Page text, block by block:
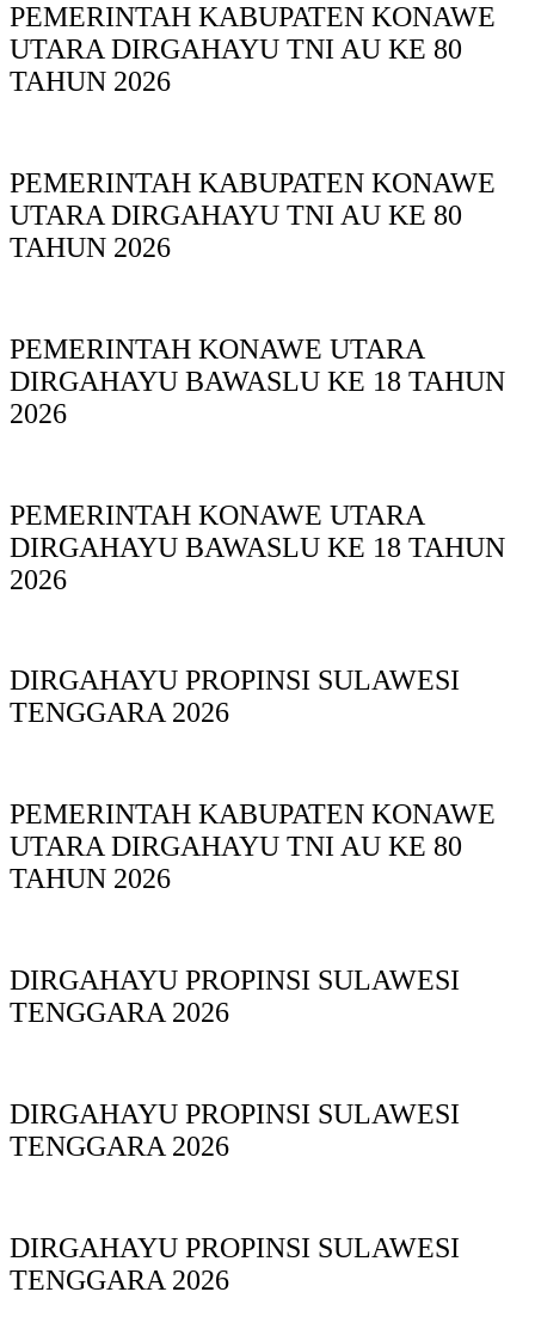
PEMERINTAH KABUPATEN KONAWE
UTARA DIRGAHAYU TNI AU KE 80
TAHUN 2026
PEMERINTAH KABUPATEN KONAWE
UTARA DIRGAHAYU TNI AU KE 80
TAHUN 2026
PEMERINTAH KONAWE UTARA
DIRGAHAYU BAWASLU KE 18 TAHUN
2026
PEMERINTAH KONAWE UTARA
DIRGAHAYU BAWASLU KE 18 TAHUN
2026
DIRGAHAYU PROPINSI SULAWESI
TENGGARA 2026
PEMERINTAH KABUPATEN KONAWE
UTARA DIRGAHAYU TNI AU KE 80
TAHUN 2026
DIRGAHAYU PROPINSI SULAWESI
TENGGARA 2026
DIRGAHAYU PROPINSI SULAWESI
TENGGARA 2026
DIRGAHAYU PROPINSI SULAWESI
TENGGARA 2026